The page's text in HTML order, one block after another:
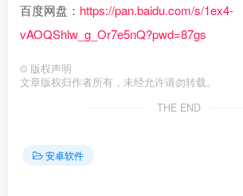
百度网盘： https://pan.baidu.com/s/1ex4-
vAOQShlw_g_Or7e5nQ?pwd=87gs
© 版权声明
文章版权归作者所有，未经允许请勿转载。
THE END
安卓软件